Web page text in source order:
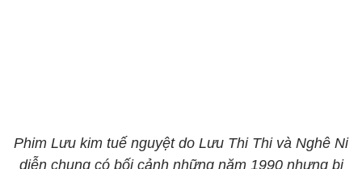
Phim Lưu kim tuế nguyệt do Lưu Thi Thi và Nghê Ni
diễn chung có bối cảnh những năm 1990 nhưng bị